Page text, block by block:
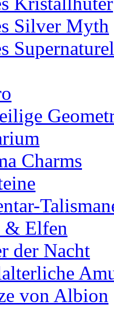
Silver Myth
Charms
Elfen
der Nacht
von Albion